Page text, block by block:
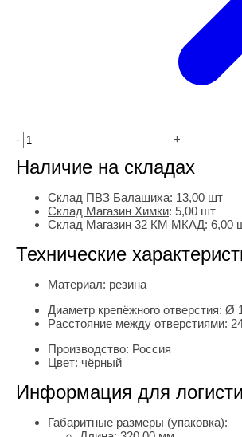
- +
Наличие на складах
Склад ПВЗ Балашиха: 13,00 шт
Склад Магазин Химки: 5,00 шт
Склад Магазин 32 КМ МКАД: 6,00
Технические
Материал: резина
Диаметр крепёжного отверстия: Ø
Расстояние между отверстиями:
Производство: Россия
Цвет: чёрный
Информация для
Габаритные размеры (упаковка):